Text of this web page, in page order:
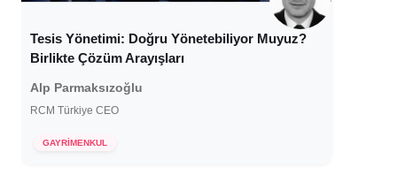
Tesis Yönetimi: Doğru Yönetebiliyor Muyuz?
Birlikte Çözüm Arayışları
Alp Parmaksızoğlu
RCM Türkiye CEO
GAYRİMENKUL